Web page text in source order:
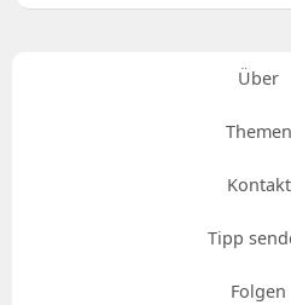
Über
Themen
Kontakt
Tipp
Folgen